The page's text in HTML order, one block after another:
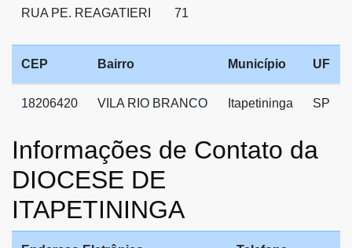
RUA PE. REAGATIERI 71
CEP Bairro Município UF
18206420 VILA RIO BRANCO Itapetininga SP
Informações de Contato da
DIOCESE DE
ITAPETININGA